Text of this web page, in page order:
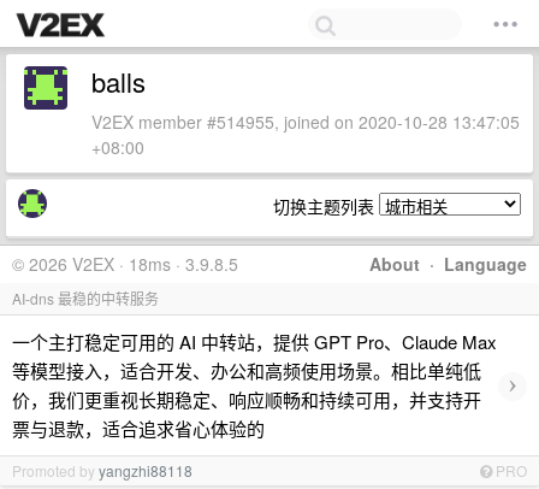
balls
V2EX member #514955, joined on 2020-10-28 13:47:05
+08:00
切换主题列表
About · Language
© 2026 V2EX · 18ms · 3.9.8.5
AI-dns 最稳的中转服务
一个主打稳定可用的 AI 中转站，提供 GPT Pro、Claude Max
等模型接入，适合开发、办公和高频使用场景。相比单纯低
价，我们更重视长期稳定、响应顺畅和持续可用，并支持开
票与退款，适合追求省心体验的
›
Promoted byyangzhi88118 PRO